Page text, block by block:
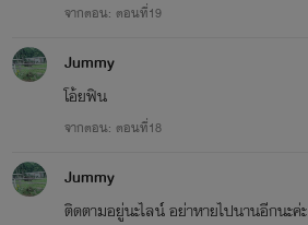
จากตอน: ตอนที่19
Jummy
โอ้ยฟิน
จากตอน: ตอนที่18
Jummy
ติดตามอยู่นะไลน์ อย่าหายไปนานอีกนะค่ะ